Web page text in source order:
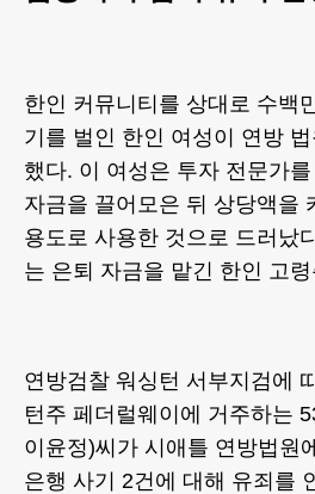
한인 커뮤니티를 상대로 수백
기를 벌인 한인 여성이 연방
했다. 이 여성은 투자 전문가
자금을 끌어모은 뒤 상당액을
용도로 사용한 것으로 드러났
는 은퇴 자금을 맡긴 한인 고
연방검찰 워싱턴 서부지검에
턴주 페더럴웨이에 거주하는
이윤정)씨가 시애틀 연방법원
은행 사기 2건에 대해 유죄를